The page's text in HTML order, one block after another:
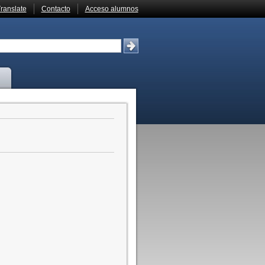
Contacto Acceso alumnos